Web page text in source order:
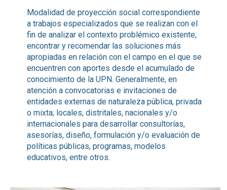
Modalidad de proyección social correspondiente
a trabajos especializados que se realizan con el
fin de analizar el contexto problémico existente,
encontrar y recomendar las soluciones más
apropiadas en relación con el campo en el que se
encuentren con aportes desde el acumulado de
conocimiento de la UPN. Generalmente, en
atención a convocatorias e invitaciones de
entidades externas de naturaleza pública, privada
o mixta; locales, distritales, nacionales y/o
internacionales para desarrollar consultorías,
asesorías, diseño, formulación y/o evaluación de
políticas públicas, programas, modelos
educativos, entre otros.